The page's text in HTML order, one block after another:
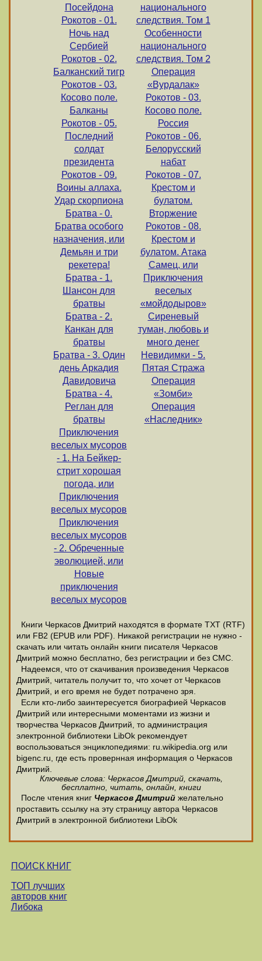
Посейдона
Рокотов - 01.
Ночь над
Cербией
Рокотов - 02.
Балканский тигр
Рокотов - 03.
Косово поле.
Балканы
Рокотов - 05.
Последний
солдат
президента
Рокотов - 09.
Воины аллаха.
Удар скорпиона
Братва - 0.
Братва особого
назначения, или
Демьян и три
рекетера!
Братва - 1.
Шансон для
братвы
Братва - 2.
Канкан для
братвы
Братва - 3. Один
день Аркадия
Давидовича
Братва - 4.
Реглан для
братвы
Приключения
веселых мусоров
- 1. На Бейкер-
стрит хорошая
погода, или
Приключения
веселых мусоров
Приключения
веселых мусоров
- 2. Обреченные
эволюцией, или
Новые
приключения
веселых мусоров
национального
следствия. Том 1
Особенности
национального
следствия. Том 2
Операция
«Вурдалак»
Рокотов - 03.
Косово поле.
Россия
Рокотов - 06.
Белорусский
набат
Рокотов - 07.
Крестом и
булатом.
Вторжение
Рокотов - 08.
Крестом и
булатом. Атака
Самец, или
Приключения
веселых
«мойдодыров»
Сиреневый
туман, любовь и
много денег
Невидимки - 5.
Пятая Стража
Операция
«Зомби»
Операция
«Наследник»
Книги Черкасов Дмитрий находятся в формате ТХТ (RTF)
или FB2 (EPUB или PDF). Никакой регистрации не нужно -
скачать или читать онлайн книги писателя Черкасов
Дмитрий можно бесплатно, без регистрации и без СМС.
Надеемся, что от скачивания произведения Черкасов
Дмитрий, читатель получит то, что хочет от Черкасов
Дмитрий, и его время не будет потрачено зря.
Если кто-либо заинтересуется биографией Черкасов
Дмитрий или интересными моментами из жизни и
творчества Черкасов Дмитрий, то администрация
электронной библиотеки LibOk рекомендует
воспользоваться энциклопедиями: ru.wikipedia.org или
bigenc.ru, где есть провернная информация о Черкасов
Дмитрий.
Ключевые слова: Черкасов Дмитрий, скачать,
бесплатно, читать, онлайн, книги
После чтения книг Черкасов Дмитрий желательно
проставить ссылку на эту страницу автора Черкасов
Дмитрий в электронной библиотеки LibOk
ПОИСК КНИГ
ТОП лучших
авторов книг
Либока